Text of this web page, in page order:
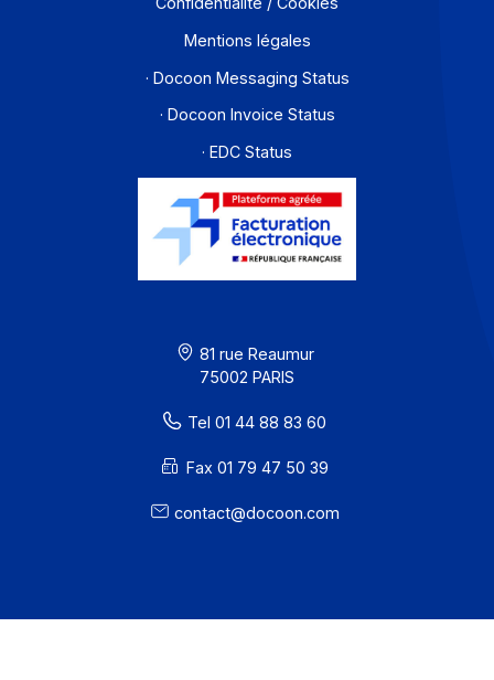
À propos
Ressources
CGU
Confidentialité / Cookies
Mentions légales
· Docoon Messaging Status
· EDC Status
75002 PARIS